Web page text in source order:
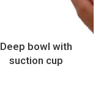
Deep bowl with
suction cup